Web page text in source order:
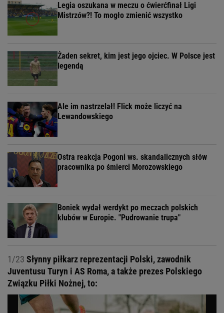
Legia oszukana w meczu o ćwierćfinał Ligi
Mistrzów?! To mogło zmienić wszystko
Żaden sekret, kim jest jego ojciec. W Polsce jest
legendą
Ale im nastrzelał! Flick może liczyć na
Lewandowskiego
Ostra reakcja Pogoni ws. skandalicznych słów
pracownika po śmierci Morozowskiego
Boniek wydał werdykt po meczach polskich
klubów w Europie. "Pudrowanie trupa"
1/23 Słynny piłkarz reprezentacji Polski, zawodnik
Juventusu Turyn i AS Roma, a także prezes Polskiego
Związku Piłki Nożnej, to: